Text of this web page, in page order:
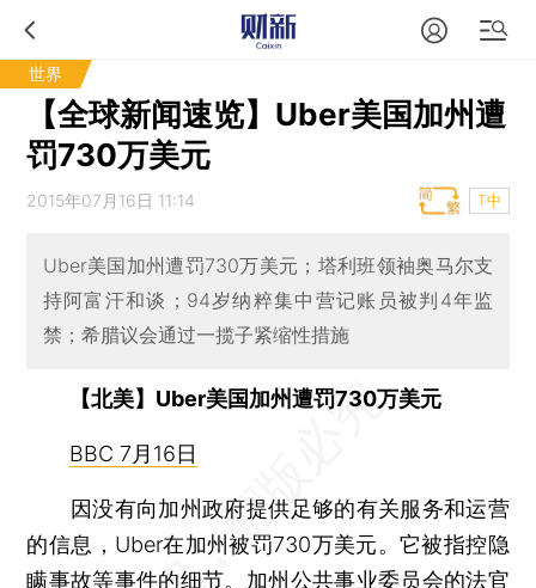
世界
【全球新闻速览】Uber美国加州遭
罚730万美元
2015年07月16日 11:14 T中
Uber美国加州遭罚730万美元；塔利班领袖奥马尔支
持阿富汗和谈；94岁纳粹集中营记账员被判4年监
禁；希腊议会通过一揽子紧缩性措施
【北美】Uber美国加州遭罚730万美元
BBC 7月16日
因没有向加州政府提供足够的有关服务和运营
的信息，Uber在加州被罚730万美元。它被指控隐
瞒事故等事件的细节。加州公共事业委员会的法官